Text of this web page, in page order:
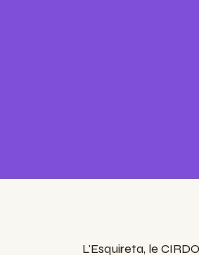
L'Esquireta, le